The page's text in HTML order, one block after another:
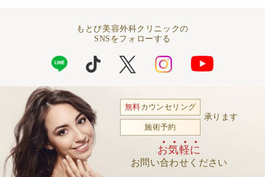
もとび美容外科クリニックの
SNSをフォローする
無料カウンセリング
施術予約
承ります
お気軽に
お問い合わせください